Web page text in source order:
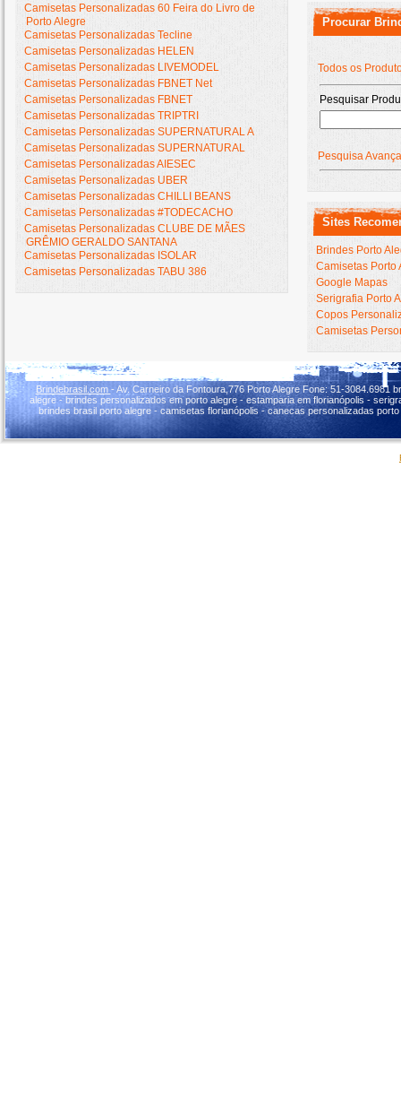
Camisetas Personalizadas 60 Feira do Livro de
Porto Alegre
Camisetas Personalizadas Tecline
Camisetas Personalizadas HELEN
Camisetas Personalizadas LIVEMODEL
Camisetas Personalizadas FBNET Net
Camisetas Personalizadas FBNET
Camisetas Personalizadas TRIPTRI
Camisetas Personalizadas SUPERNATURAL A
Camisetas Personalizadas SUPERNATURAL
Camisetas Personalizadas AIESEC
Camisetas Personalizadas UBER
Camisetas Personalizadas CHILLI BEANS
Camisetas Personalizadas #TODECACHO
Camisetas Personalizadas CLUBE DE MÃES
GRÊMIO GERALDO SANTANA
Camisetas Personalizadas ISOLAR
Camisetas Personalizadas TABU 386
Procurar
Todos os
Pesquisar
Pesquisa
Sites
Brindes Porto
Camisetas Porto
Google Mapas
Serigrafia Porto
Copos
Camisetas
Brindebrasil.com - Av. Carneiro da Fontoura,776 Porto Alegre Fone: 51-
alegre - brindes personalizados em porto alegre - estamparia em florianópolis -
brindes brasil porto alegre - camisetas florianópolis - canecas personalizadas